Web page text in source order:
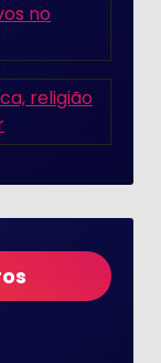
no
religião